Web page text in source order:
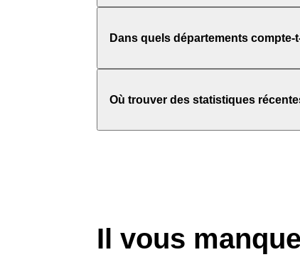
Dans quels départements
Où trouver des statistiques
Il vous